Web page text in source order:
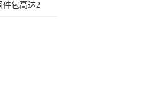
件包高达2